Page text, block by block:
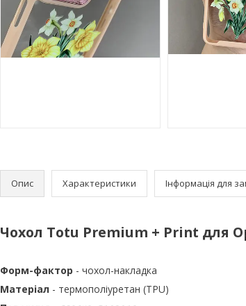
Опис Характеристики Інформація для
Чохол Totu Premium + Print для
Форм-фактор - чохол-накладка
Матеріал - термополіуретан (TPU)